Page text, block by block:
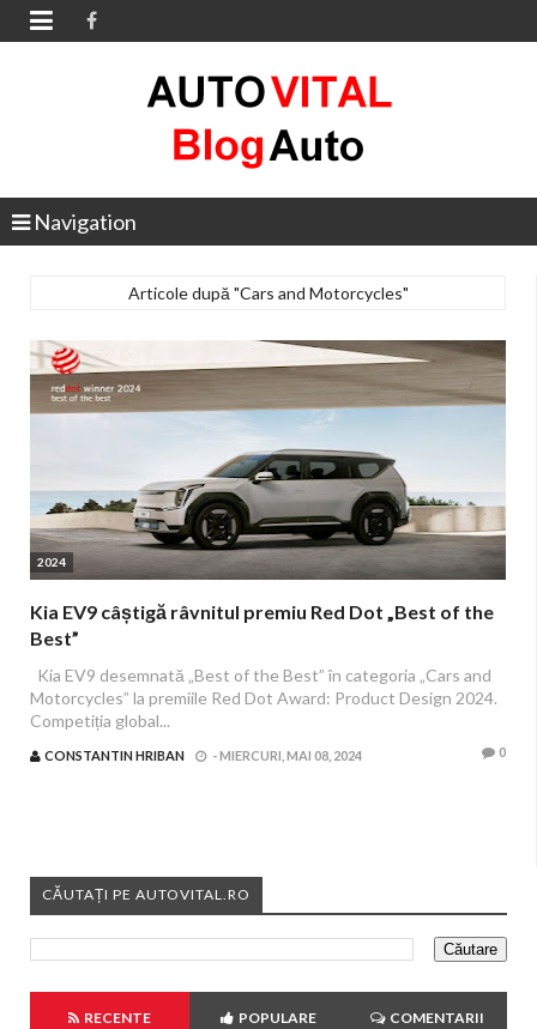

Navigation
Articole după "Cars and Motorcycles"
2024
Kia EV9 câștigă râvnitul premiu Red Dot „Best of the
Best”
Kia EV9 desemnată „Best of the Best” în categoria „Cars and
Motorcycles” la premiile Red Dot Award: Product Design 2024.
Competiția global...
CONSTANTIN HRIBAN -MIERCURI, MAI 08, 2024 0
CĂUTAȚI PE AUTOVITAL.RO
RECENTE POPULARE COMENTARII